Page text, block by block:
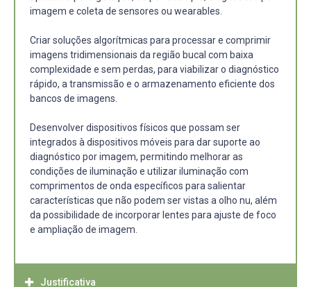
imagem e coleta de sensores ou wearables.
Criar soluções algorítmicas para processar e comprimir
imagens tridimensionais da região bucal com baixa
complexidade e sem perdas, para viabilizar o diagnóstico
rápido, a transmissão e o armazenamento eficiente dos
bancos de imagens.
Desenvolver dispositivos físicos que possam ser
integrados à dispositivos móveis para dar suporte ao
diagnóstico por imagem, permitindo melhorar as
condições de iluminação e utilizar iluminação com
comprimentos de onda específicos para salientar
características que não podem ser vistas a olho nu, além
da possibilidade de incorporar lentes para ajuste de foco
e ampliação de imagem.
Justificativa